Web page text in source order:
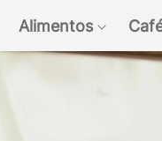
Show submenu: Tu
Alimentos
Show